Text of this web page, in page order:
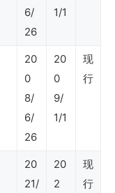
6/
26
1/1
20
0
8/
6/
26
20
0
9/
1/1
现
行
20
21/
20
2
现
行